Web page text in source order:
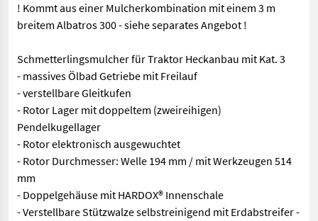
! Kommt aus einer Mulcherkombination mit einem 3 m
breitem Albatros 300 - siehe separates Angebot !
Schmetterlingsmulcher für Traktor Heckanbau mit Kat. 3
- massives Ölbad Getriebe mit Freilauf
- verstellbare Gleitkufen
- Rotor Lager mit doppeltem (zweireihigen)
Pendelkugellager
- Rotor elektronisch ausgewuchtet
- Rotor Durchmesser: Welle 194 mm / mit Werkzeugen 514
mm
- Doppelgehäuse mit HARDOX® Innenschale
- Verstellbare Stützwalze selbstreinigend mit Erdabstreifer -